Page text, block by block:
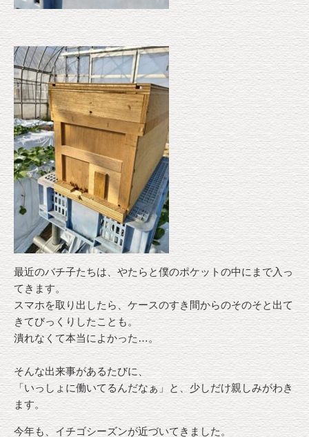
最近のバチ子たちは、やたらと僕のポケットの中にまで入っ
てきます。
スマホを取り出したら、ケースのすき間からのそのそと出て
きてびっくりしたことも。
潰れなくて本当によかった…。
そんな出来事があるたびに、
「いっしょに働いてるんだなぁ」と、少しだけ親しみがわき
ます。
今年も、イチゴシーズンが近づいてきました。